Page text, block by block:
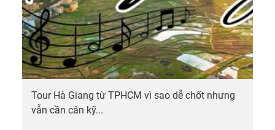
Tour Hà Giang từ TPHCM vì sao dễ chốt nhưng
vẫn cần cân kỹ...